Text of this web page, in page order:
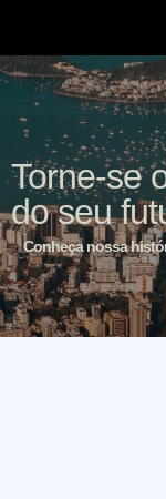
Torne-se
do seu
Conheça nossa